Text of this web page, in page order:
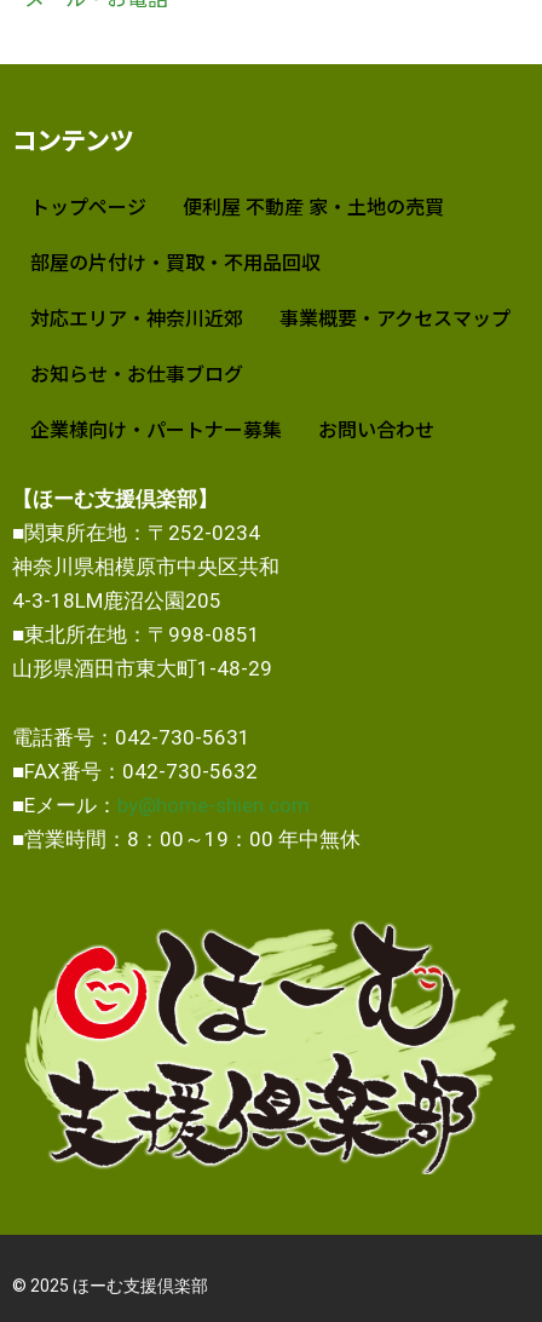
コンテンツ
トップページ
便利屋 不動産 家・土地の売買
部屋の片付け・買取・不用品回収
対応エリア・神奈川近郊
事業概要・アクセスマップ
お知らせ・お仕事ブログ
企業様向け・パートナー募集
お問い合わせ
【ほーむ支援倶楽部】
■関東所在地：〒252-0234
神奈川県相模原市中央区共和
4-3-18LM鹿沼公園205
■東北所在地：〒998-0851
山形県酒田市東大町1-48-29
電話番号：042-730-5631
■FAX番号：042-730-5632
■Eメール： by@home-shien.com
■営業時間：8：00～19：00 年中無休
© 2025 ほーむ支援倶楽部